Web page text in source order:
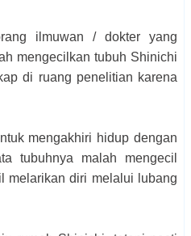
ilmuwan / dokter yang
mengecilkan tubuh Shinichi
di ruang penelitian karena
mengakhiri hidup dengan
tubuhnya malah mengecil
melarikan diri melalui lubang